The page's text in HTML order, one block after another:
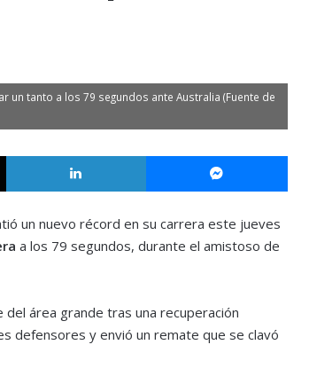
un tanto a los 79 segundos ante Australia (Fuente de
X LinkedIn
un nuevo récord en su carrera este jueves
a los 79 segundos, durante el amistoso de
área grande tras una recuperación
defensores y envió un remate que se clavó